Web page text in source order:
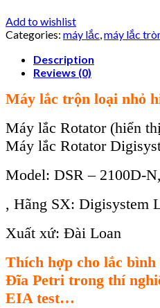
Add to wishlist
Categories: máy lắc,máy lắc
Description
Reviews (0)
Máy lắc trộn loại nhỏ
Máy lắc Rotator (hiển
Máy lắc Rotator
Model: DSR – 2100D-
, Hãng SX: Digisystem
Xuất xứ: Đài Loan
Thích hợp cho lắc bình
Đĩa Petri trong thí
EIA test…